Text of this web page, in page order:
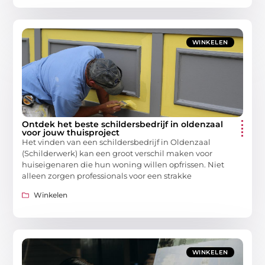
WINKELEN
Ontdek het beste schildersbedrijf in oldenzaal
voor jouw thuisproject
Het vinden van een schildersbedrijf in Oldenzaal
(Schilderwerk) kan een groot verschil maken voor
huiseigenaren die hun woning willen opfrissen. Niet
alleen zorgen professionals voor een strakke
Winkelen
WINKELEN